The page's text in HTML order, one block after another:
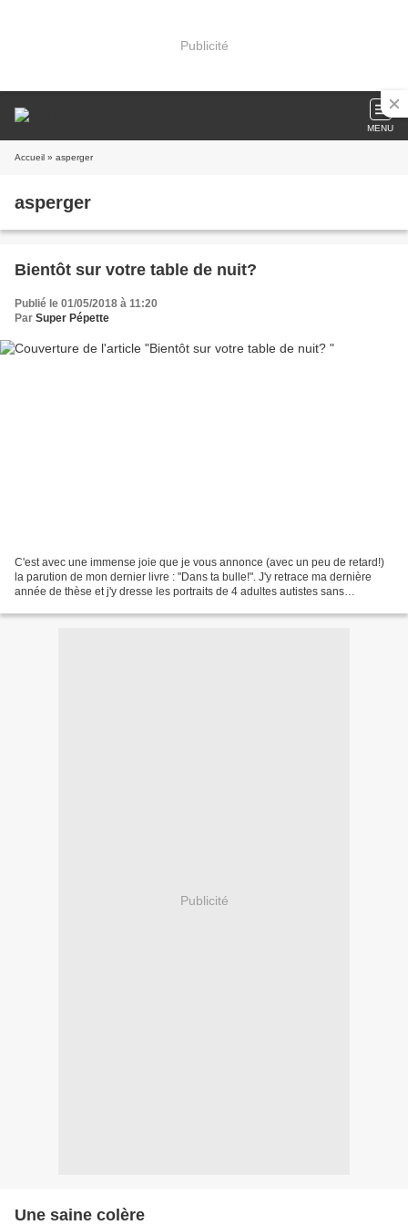
Publicité
MENU
Accueil » asperger
asperger
Bientôt sur votre table de nuit?
Publié le 01/05/2018 à 11:20
Par Super Pépette
C'est avec une immense joie que je vous annonce (avec un peu de retard!)
la parution de mon dernier livre : "Dans ta bulle!". J'y retrace ma dernière
année de thèse et j'y dresse les portraits de 4 adultes autistes sans
Publicité
Une saine colère